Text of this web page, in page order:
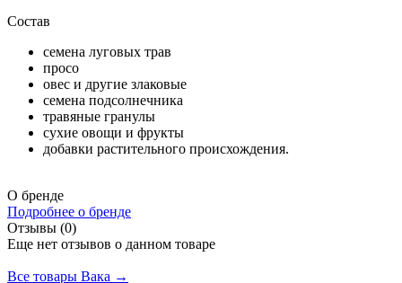
Состав
семена луговых трав
просо
овес и другие злаковые
семена подсолнечника
травяные гранулы
сухие овощи и фрукты
добавки растительного происхождения.
О бренде
Подробнее о бренде
Отзывы (0)
Еще нет отзывов о данном товаре
Все товары Вака →